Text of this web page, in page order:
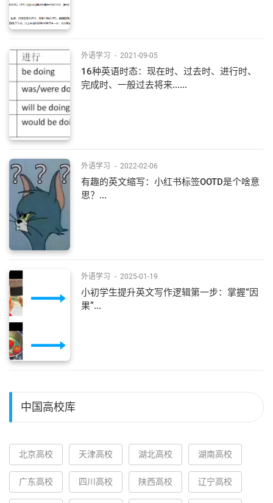
外语学习 - 2021-09-05
16种英语时态：现在时、过去时、进行时、
完成时、一般过去将来......
外语学习 - 2022-02-06
有趣的英文缩写：小红书标签OOTD是个啥意
思？...
外语学习 - 2025-01-19
小初学生提升英文写作逻辑第一步：掌握“因
果”...
中国高校库
北京高校 天津高校 湖北高校 湖南高校
广东高校 四川高校 陕西高校 辽宁高校